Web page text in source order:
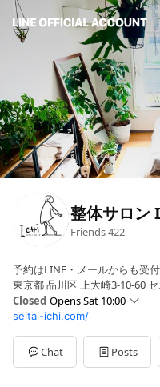
整体サロン
Friends422
予約はLINE・メールからも受
東京都 品川区 上大崎3-10-60
Closed Opens Sat 10:00
Sun10:00 - 18:00
Mon10:00 - 22:00
Tue10:00 - 22:00
WedClosed
seitai-ichi.com/
Chat Posts